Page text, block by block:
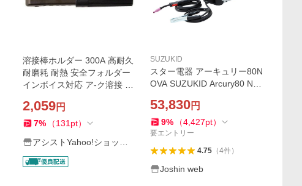
溶接棒ホルダー 300A 高耐久
耐磨耗 耐熱 安全フォルダー
インボイス対応 ア-ク溶接 ホ
00 tw300
2,059円
7% （131 pt）
アシストYahoo!ショッピ
ング店
SUZUKID
スター電器 アーキュリー80N
OVA SUZUKID Arcury80 NO
53,830円
9% （4,427pt）
要エントリー
4.75（4件）
Joshin web